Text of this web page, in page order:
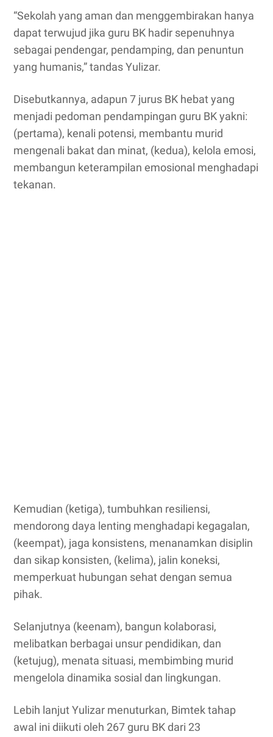
“Sekolah yang aman dan menggembirakan hanya
dapat terwujud jika guru BK hadir sepenuhnya
sebagai pendengar, pendamping, dan penuntun
yang humanis,” tandas Yulizar.
Disebutkannya, adapun 7 jurus BK hebat yang
menjadi pedoman pendampingan guru BK yakni:
(pertama), kenali potensi, membantu murid
mengenali bakat dan minat, (kedua), kelola emosi,
membangun keterampilan emosional menghadapi
tekanan.
Kemudian (ketiga), tumbuhkan resiliensi,
mendorong daya lenting menghadapi kegagalan,
(keempat), jaga konsistens, menanamkan disiplin
dan sikap konsisten, (kelima), jalin koneksi,
memperkuat hubungan sehat dengan semua
pihak.
Selanjutnya (keenam), bangun kolaborasi,
melibatkan berbagai unsur pendidikan, dan
(ketujug), menata situasi, membimbing murid
mengelola dinamika sosial dan lingkungan.
Lebih lanjut Yulizar menuturkan, Bimtek tahap
awal ini diikuti oleh 267 guru BK dari 23